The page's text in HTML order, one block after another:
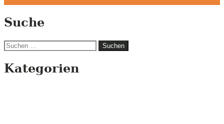
Suche
Suchen
Kategorien